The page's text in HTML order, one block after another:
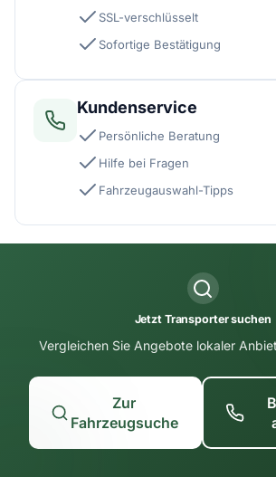
SSL-verschlüsselt
Sofortige Bestätigung
Kundenservice
Persönliche Beratung
Hilfe bei Fragen
Fahrzeugauswahl-Tipps
Jetzt Transporter suchen
Vergleichen Sie Angebote lokaler
Zur
Fahrzeugsuche